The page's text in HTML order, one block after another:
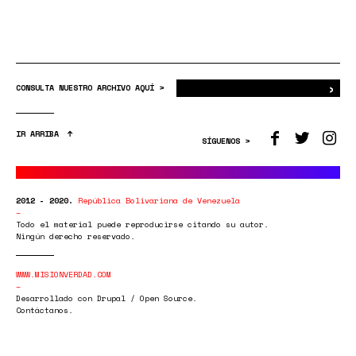
CONSULTA NUESTRO ARCHIVO AQUÍ > ›
IR ARRIBA
SÍGUENOS >
2012 - 2020. República Bolivariana de Venezuela
Todo el material puede reproducirse citando su autor.
Ningún derecho reservado.
WWW.MISIONVERDAD.COM
Desarrollado con Drupal / Open Source.
Contáctanos.